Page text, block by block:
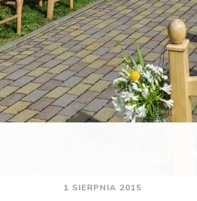
1 SIERPNIA 2015